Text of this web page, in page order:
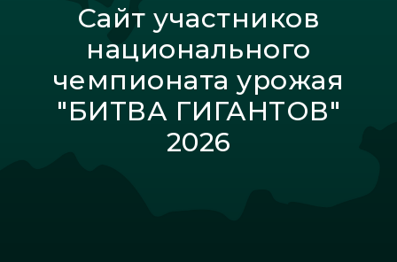
Сайт участников
национального
чемпионата урожая
"БИТВА ГИГАНТОВ"
2026